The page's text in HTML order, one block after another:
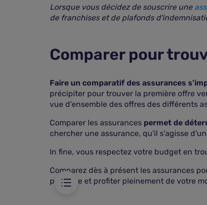
de 2019
moins chère
Lorsque vous décidez de souscrire une
de franchises et de plafonds
Comparer pour
Faire un comparatif des assurances
précipiter pour trouver la première offre
vue d'ensemble des offres des différents
Comparer les assurances permet de
chercher une assurance, qu'il s'agisse
In fine, vous respectez votre budget en
Comparez dès à présent les assurances
publique et profiter pleinement de votre